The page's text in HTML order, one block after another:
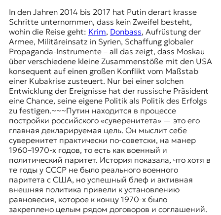
In den Jahren 2014 bis 2017 hat Putin derart krasse
Schritte unternommen, dass kein Zweifel besteht,
wohin die Reise geht: Krim, Donbass, Aufrüstung der
Armee, Militäreinsatz in Syrien, Schaffung globaler
Propaganda-Instrumente – all das zeigt, dass Moskau
über verschiedene kleine Zusammenstöße mit den USA
konsequent auf einen großen Konflikt vom Maßstab
einer Kubakrise zusteuert. Nur bei einer solchen
Entwicklung der Ereignisse hat der russische Präsident
eine Chance, seine eigene Politik als Politik des Erfolgs
zu festigen.~~~Путин находится в процессе
постройки российского «суверенитета» — это его
главная декларируемая цель. Он мыслит себе
суверенитет практически по-советски, на манер
1960–1970-х годов, то есть как военный и
политический паритет. История показала, что хотя в
те годы у СССР не было реального военного
паритета с США, но успешный блеф и активная
внешняя политика привели к установлению
равновесия, которое к концу 1970-х было
закреплено целым рядом договоров и соглашений.